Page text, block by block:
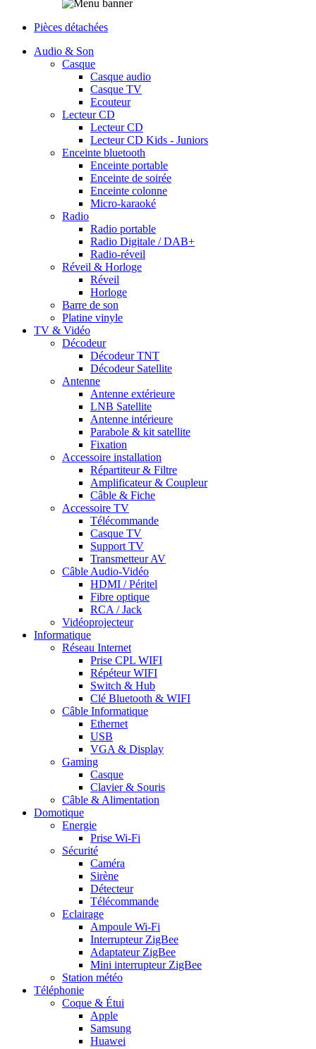
Pièces détachées
Audio & Son
Casque
Casque audio
Casque TV
Ecouteur
Lecteur CD
Lecteur CD
Lecteur CD Kids - Juniors
Enceinte bluetooth
Enceinte portable
Enceinte de soirée
Enceinte colonne
Micro-karaoké
Radio
Radio portable
Radio Digitale / DAB+
Radio-réveil
Réveil & Horloge
Réveil
Horloge
Barre de son
Platine vinyle
TV & Vidéo
Décodeur
Décodeur TNT
Décodeur Satellite
Antenne
Antenne extérieure
LNB Satellite
Antenne intérieure
Parabole & kit satellite
Fixation
Accessoire installation
Répartiteur & Filtre
Amplificateur & Coupleur
Câble & Fiche
Accessoire TV
Télécommande
Casque TV
Support TV
Transmetteur AV
Câble Audio-Vidéo
HDMI / Péritel
Fibre optique
RCA / Jack
Vidéoprojecteur
Informatique
Réseau Internet
Prise CPL WIFI
Répéteur WIFI
Switch & Hub
Clé Bluetooth & WIFI
Câble Informatique
Ethernet
USB
VGA & Display
Gaming
Casque
Clavier & Souris
Câble & Alimentation
Domotique
Energie
Prise Wi-Fi
Sécurité
Caméra
Sirène
Détecteur
Télécommande
Eclairage
Ampoule Wi-Fi
Interrupteur ZigBee
Adaptateur ZigBee
Mini interrupteur ZigBee
Station météo
Téléphonie
Coque & Étui
Apple
Samsung
Huawei